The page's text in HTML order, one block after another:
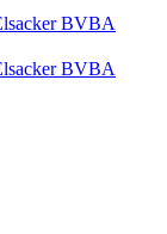
BVBA
BVBA